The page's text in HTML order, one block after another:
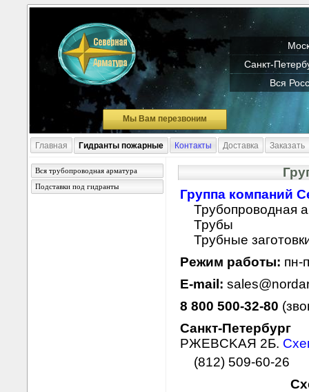
Санкт-
Вся
Мы Вам перезвоним
Главная Гидранты пожарные Контакты Доставка Заказать
Группа компаний
Трубопроводная
Трубы
Трубные
Режим работы: пн-
E-mail:
8 800 500-32-80
Санкт-Петербург
PЖEBCKAЯ 2Б.
(812) 509-60-26
Вся трубопроводная арматура
Подставки под гидранты